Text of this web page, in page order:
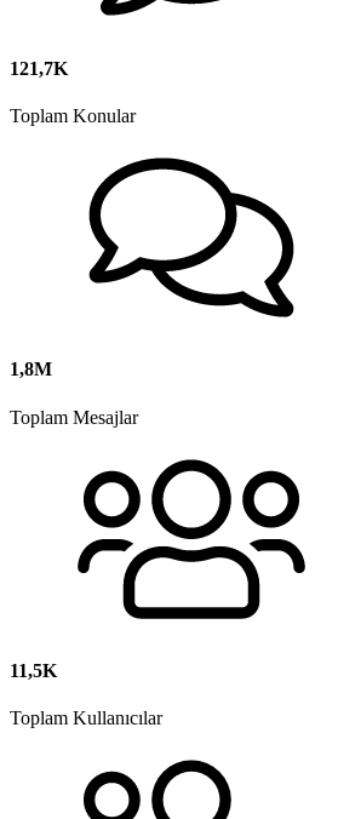
121,7K
Toplam Konular
1,8M
Toplam Mesajlar
11,5K
Toplam Kullanıcılar